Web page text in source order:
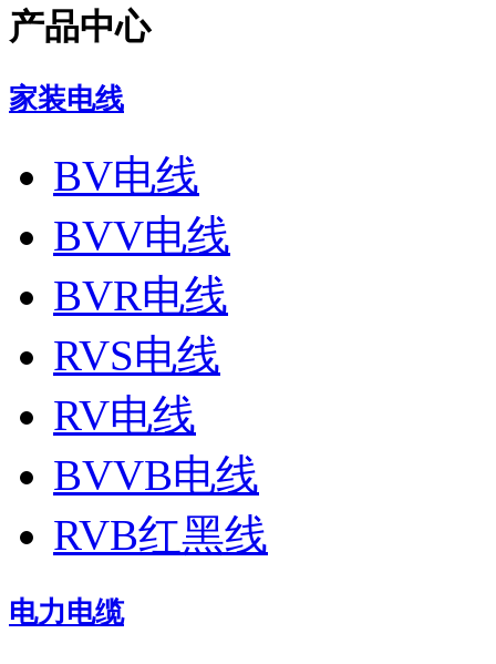
产品中心
家装电线
BV电线
BVV电线
BVR电线
RVS电线
RV电线
BVVB电线
RVB红黑线
电力电缆